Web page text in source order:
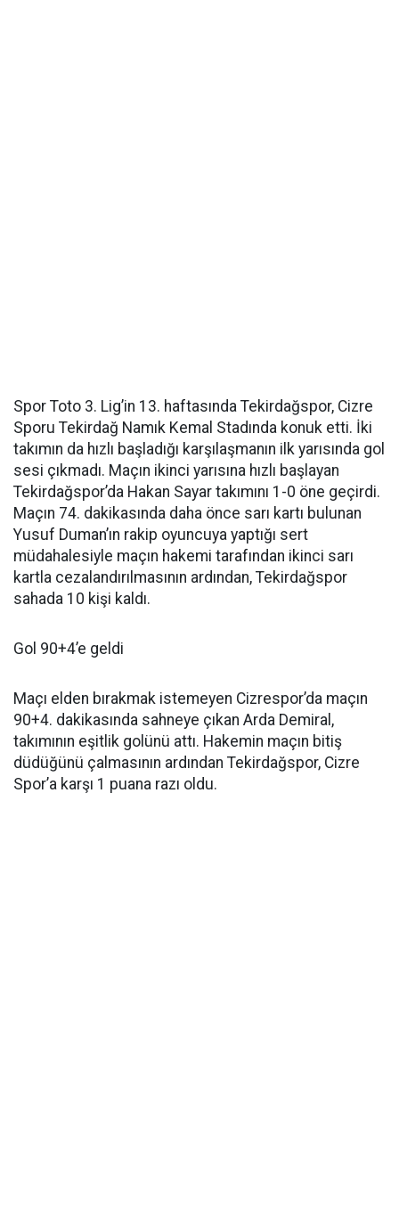
Spor Toto 3. Lig’in 13. haftasında Tekirdağspor, Cizre
Sporu Tekirdağ Namık Kemal Stadında konuk etti. İki
takımın da hızlı başladığı karşılaşmanın ilk yarısında gol
sesi çıkmadı. Maçın ikinci yarısına hızlı başlayan
Tekirdağspor’da Hakan Sayar takımını 1-0 öne geçirdi.
Maçın 74. dakikasında daha önce sarı kartı bulunan
Yusuf Duman’ın rakip oyuncuya yaptığı sert
müdahalesiyle maçın hakemi tarafından ikinci sarı
kartla cezalandırılmasının ardından, Tekirdağspor
sahada 10 kişi kaldı.
Gol 90+4’e geldi
Maçı elden bırakmak istemeyen Cizrespor’da maçın
90+4. dakikasında sahneye çıkan Arda Demiral,
takımının eşitlik golünü attı. Hakemin maçın bitiş
düdüğünü çalmasının ardından Tekirdağspor, Cizre
Spor’a karşı 1 puana razı oldu.